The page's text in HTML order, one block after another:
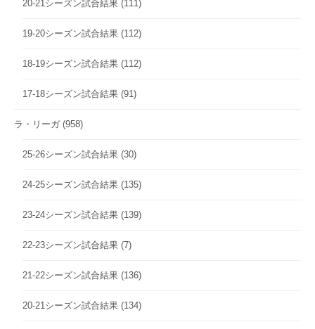
20-21シーズン試合結果 (111)
19-20シーズン試合結果 (112)
18-19シーズン試合結果 (112)
17-18シーズン試合結果 (91)
ラ・リーガ (958)
25-26シーズン試合結果 (30)
24-25シーズン試合結果 (135)
23-24シーズン試合結果 (139)
22-23シーズン試合結果 (7)
21-22シーズン試合結果 (136)
20-21シーズン試合結果 (134)